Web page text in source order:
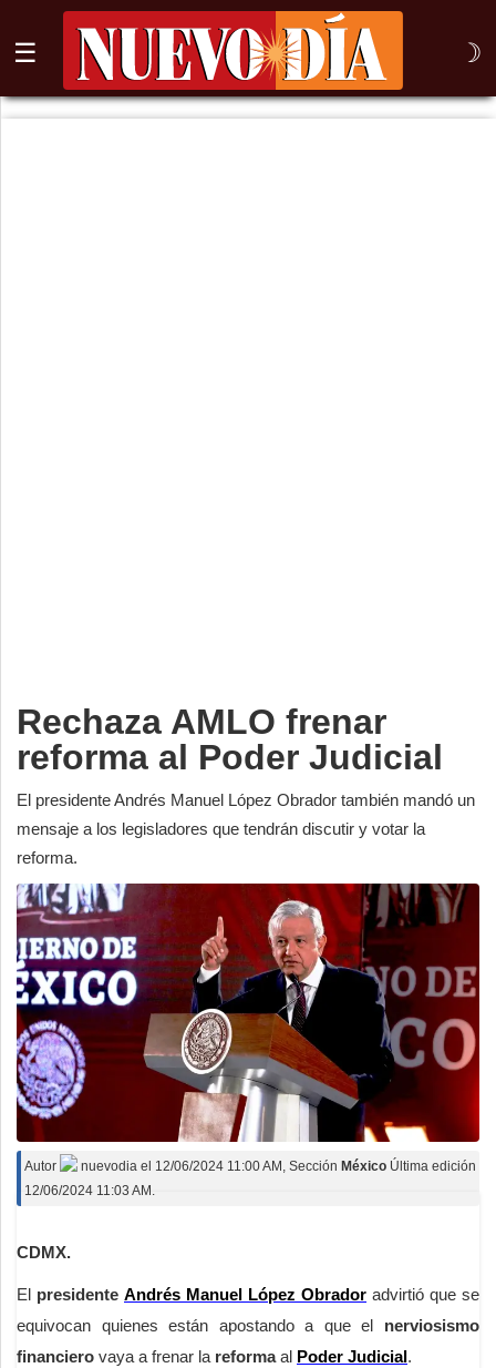
☰ ☽
⌕
Rechaza AMLO frenar
reforma al Poder Judicial
El presidente Andrés Manuel López Obrador también mandó un
mensaje a los legisladores que tendrán discutir y votar la
reforma.
Autor nuevodia el 12/06/2024 11:00 AM , Sección México Última edición
12/06/2024 11:03 AM.
CDMX.
El presidente Andrés Manuel López Obrador advirtió que se
equivocan quienes están apostando a que el nerviosismo
financiero vaya a frenar la reformaal Poder Judicial.